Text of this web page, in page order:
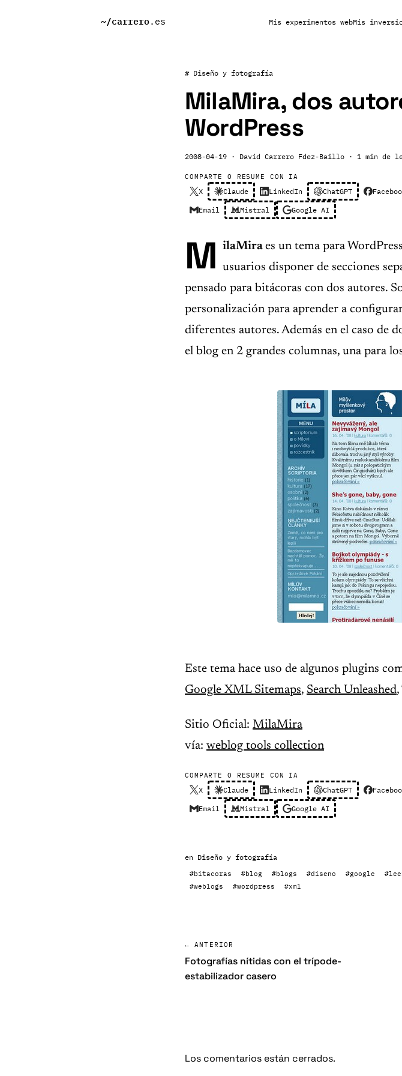
~/carrero.es Mis experimentos webMis
# Diseño y fotografía
MilaMira, dos
WordPress
2008-04-19 · David Carrero Fdez-Baillo · 1 min de
COMPARTE O RESUME CON IA
X Claude LinkedIn ChatGPT
Email Mistral Google AI
M ilaMira es un tema para
usuarios disponer de secciones
pensado para bitácoras con dos autores.
personalización para aprender a
diferentes autores. Además en el caso de
el blog en 2 grandes columnas, una para
Este tema hace uso de algunos plugins
Google XML Sitemaps, Search Unleashed
Sitio Oficial: MilaMira
vía: weblog tools collection
COMPARTE O RESUME CON IA
X Claude LinkedIn ChatGPT
Email Mistral Google AI
en Diseño y fotografía
#bitacoras #blog #blogs #diseno #google
#weblogs
#wordpress #xml
← ANTERIOR
Fotografías nítidas con el trípode-
estabilizador casero
Los comentarios están cerrados.